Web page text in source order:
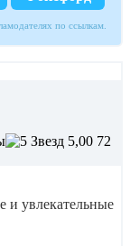
по ссылкам.
5,00 72
и увлекательные